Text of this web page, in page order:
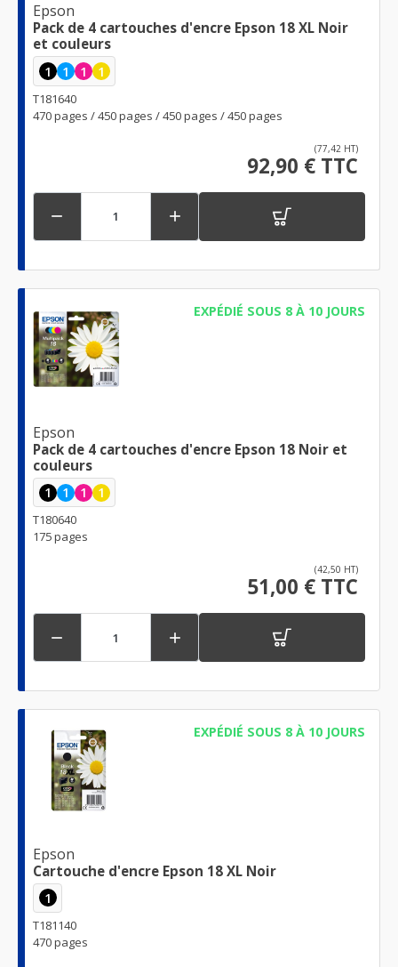
Epson
Pack de 4 cartouches d'encre Epson 18 XL Noir
et couleurs
1 1 1 1
T181640
470 pages / 450 pages / 450 pages / 450 pages
(77,42 HT)
92,90 € TTC
 
EXPÉDIÉ SOUS 8 À 10 JOURS
Epson
Pack de 4 cartouches d'encre Epson 18 Noir et
couleurs
1 1 1 1
T180640
175 pages
(42,50 HT)
51,00 € TTC
 
EXPÉDIÉ SOUS 8 À 10 JOURS
Epson
Cartouche d'encre Epson 18 XL Noir
1
T181140
470 pages